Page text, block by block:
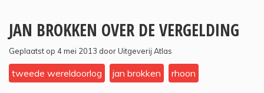
JAN BROKKEN OVER DE VERGELDING
Geplaatst op 4 mei 2013 door Uitgeverij Atlas
tweede wereldoorlog jan brokken rhoon